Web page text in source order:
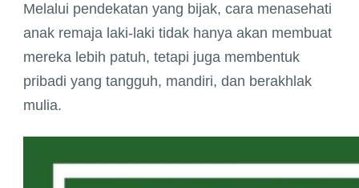
Melalui pendekatan yang bijak, cara menasehati
anak remaja laki-laki tidak hanya akan membuat
mereka lebih patuh, tetapi juga membentuk
pribadi yang tangguh, mandiri, dan berakhlak
mulia.